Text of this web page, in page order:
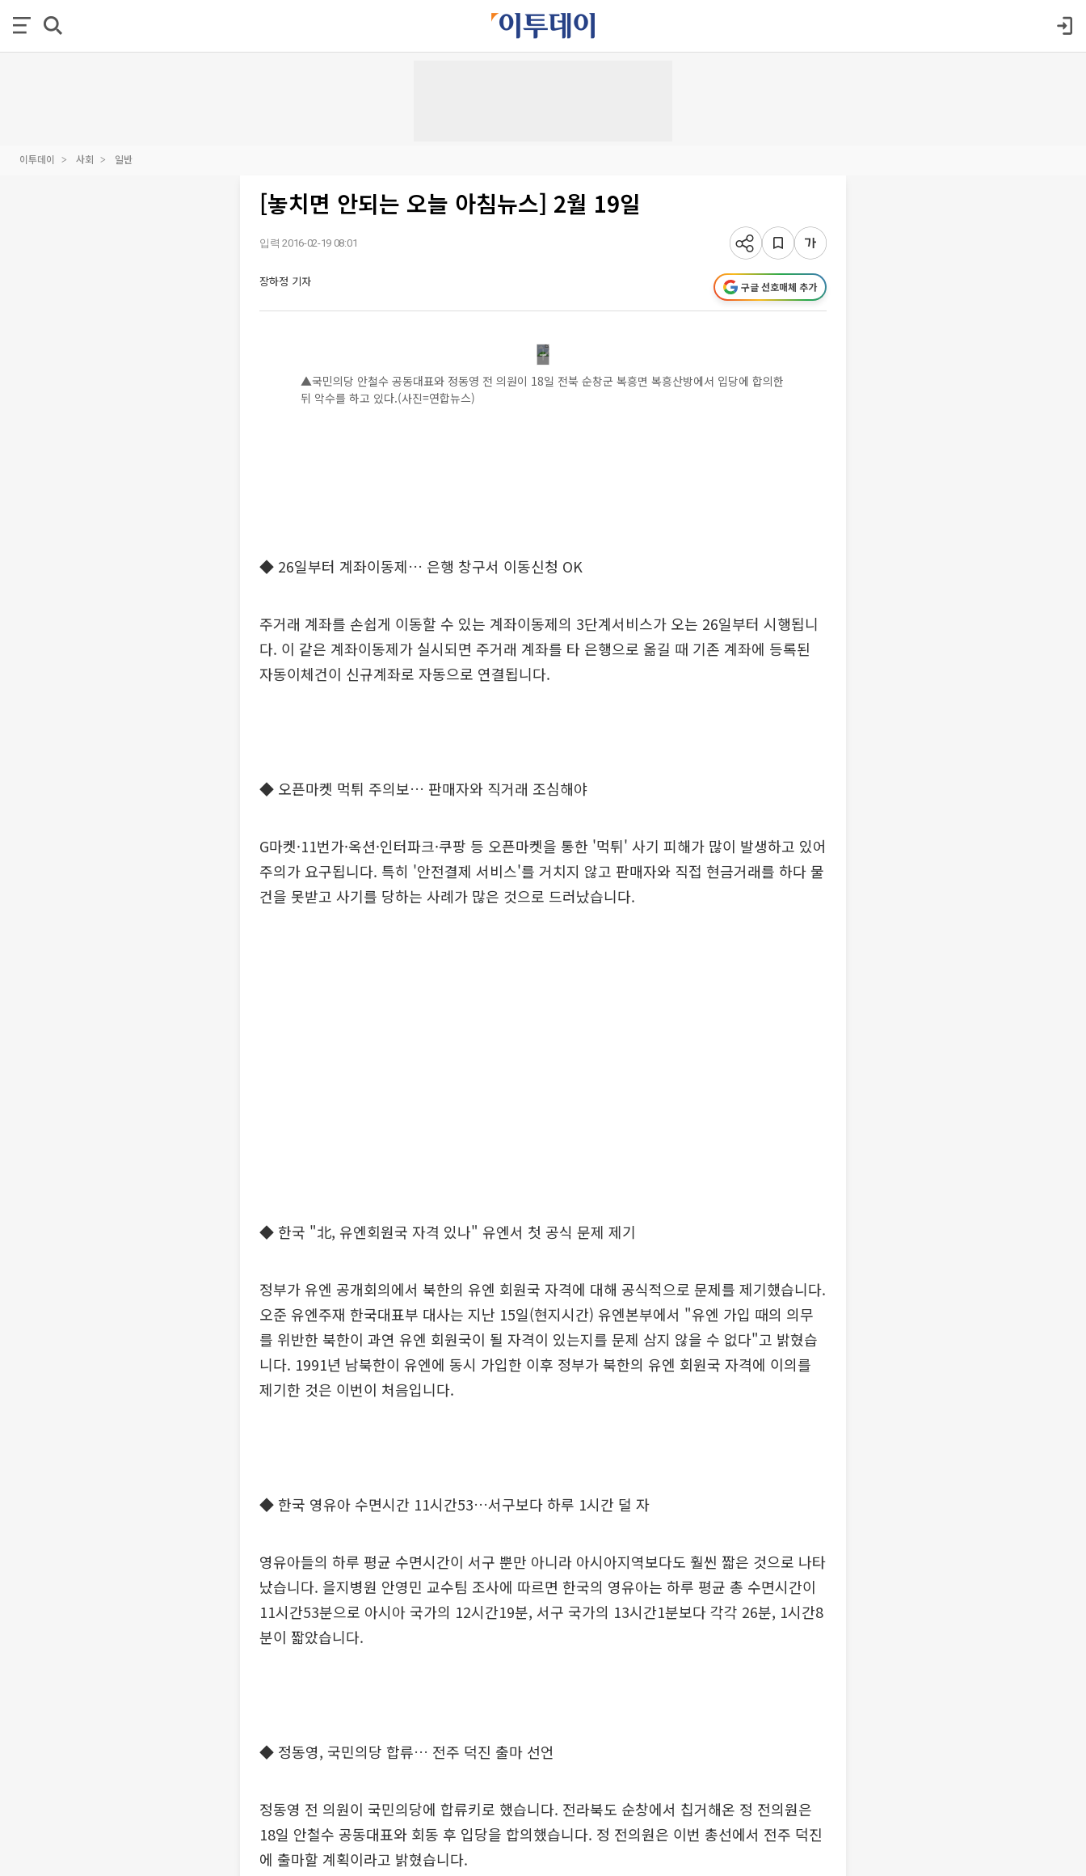
이투데이 사회 일반
[놓치면 안되는 오늘 아침뉴스] 2월 19일
입력 2016-02-19 08:01
장하정 기자 구글 선호매체 추가
▲국민의당 안철수 공동대표와 정동영 전 의원이 18일 전북 순창군 복흥면 복흥산방에서 입당에 합의한
뒤 악수를 하고 있다.(사진=연합뉴스)
◆ 26일부터 계좌이동제… 은행 창구서 이동신청 OK
주거래 계좌를 손쉽게 이동할 수 있는 계좌이동제의 3단계서비스가 오는 26일부터 시행됩니
다. 이 같은 계좌이동제가 실시되면 주거래 계좌를 타 은행으로 옮길 때 기존 계좌에 등록된
자동이체건이 신규계좌로 자동으로 연결됩니다.
◆ 오픈마켓 먹튀 주의보… 판매자와 직거래 조심해야
G마켓·11번가·옥션·인터파크·쿠팡 등 오픈마켓을 통한 '먹튀' 사기 피해가 많이 발생하고 있어
주의가 요구됩니다. 특히 '안전결제 서비스'를 거치지 않고 판매자와 직접 현금거래를 하다 물
건을 못받고 사기를 당하는 사례가 많은 것으로 드러났습니다.
◆ 한국 "北, 유엔회원국 자격 있나" 유엔서 첫 공식 문제 제기
정부가 유엔 공개회의에서 북한의 유엔 회원국 자격에 대해 공식적으로 문제를 제기했습니다.
오준 유엔주재 한국대표부 대사는 지난 15일(현지시간) 유엔본부에서 "유엔 가입 때의 의무
를 위반한 북한이 과연 유엔 회원국이 될 자격이 있는지를 문제 삼지 않을 수 없다"고 밝혔습
니다. 1991년 남북한이 유엔에 동시 가입한 이후 정부가 북한의 유엔 회원국 자격에 이의를
제기한 것은 이번이 처음입니다.
◆ 한국 영유아 수면시간 11시간53…서구보다 하루 1시간 덜 자
영유아들의 하루 평균 수면시간이 서구 뿐만 아니라 아시아지역보다도 훨씬 짧은 것으로 나타
났습니다. 을지병원 안영민 교수팀 조사에 따르면 한국의 영유아는 하루 평균 총 수면시간이
11시간53분으로 아시아 국가의 12시간19분, 서구 국가의 13시간1분보다 각각 26분, 1시간8
분이 짧았습니다.
◆ 정동영, 국민의당 합류… 전주 덕진 출마 선언
정동영 전 의원이 국민의당에 합류키로 했습니다. 전라북도 순창에서 칩거해온 정 전의원은
18일 안철수 공동대표와 회동 후 입당을 합의했습니다. 정 전의원은 이번 총선에서 전주 덕진
에 출마할 계획이라고 밝혔습니다.